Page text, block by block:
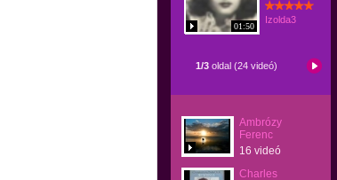
01:50
Izolda3
1/3 oldal (24 videó)
Ambrózy
Ferenc
16 videó
Charles